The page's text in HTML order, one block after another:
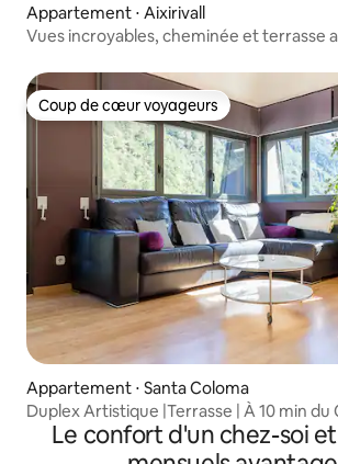
Appartement ⋅ Aixirivall
Vues incroyables, cheminée et terrasse
Coup de cœur voyageurs
Coup de cœur voyageurs
Appartement ⋅ Santa Coloma
Duplex Artistique |Terrasse | À 10 min du
Le confort d'un chez-soi